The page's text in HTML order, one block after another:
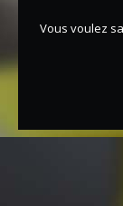
Vous voulez